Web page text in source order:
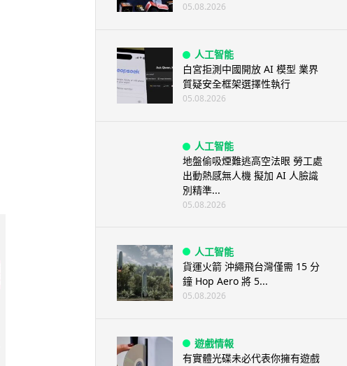
05.08.2026
人工智能
白宮拒測中國開放 AI 模型 業界
質疑安全框架選擇性執行
05.08.2026
人工智能
地盤偷吸煙難逃高空法眼 勞工處
出動熱感無人機 擬加 AI 人臉識
別精準...
05.08.2026
人工智能
貨運火箭 沖繩飛台灣僅需 15 分
鐘 Hop Aero 將 5...
05.08.2026
遊戲情報
有實體光碟未必代表你擁有遊戲